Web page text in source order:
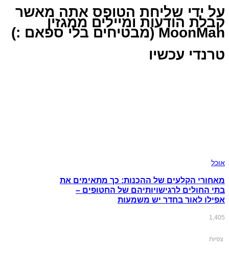
על ידי שליחת הטופס אתה מאשר
קבלת הודעות ומיילים ממגזין
MoonMan (מבטיחים בלי ספאם :)
טרנדי עכשיו
אוכל
מאחורי הקלעים של ההכנות: כך מתאימים את
בתי החולים לרגישויותיהם של החטופים –
אפילו לאור בחדר יש משמעות
1,405
צפיות